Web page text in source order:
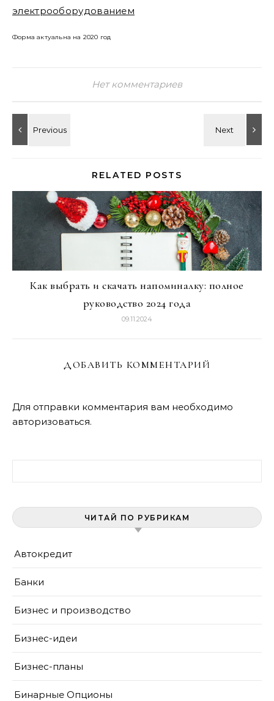
электрооборудованием
Форма актуальна на 2020 год
Нет комментариев
RELATED POSTS
Как выбрать и скачать напоминалку: полное
руководство 2024 года
09.11.2024
ДОБАВИТЬ КОММЕНТАРИЙ
Для отправки комментария вам необходимо
авторизоваться.
ЧИТАЙ ПО РУБРИКАМ
Автокредит
Банки
Бизнес и производство
Бизнес-идеи
Бизнес-планы
Бинарные Опционы